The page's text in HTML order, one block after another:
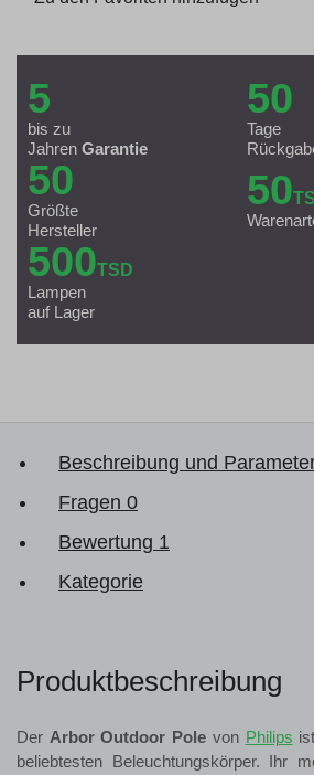
5
bis zu
Jahren Garantie
50
Tage
50
Größte
Hersteller
50
500TSD
Lampen
auf Lager
Beschreibung und
Fragen 0
Bewertung 1
Kategorie
Produktbeschreibung
Der Arbor Outdoor Pole von Philips
beliebtesten Beleuchtungskörper. Ihr